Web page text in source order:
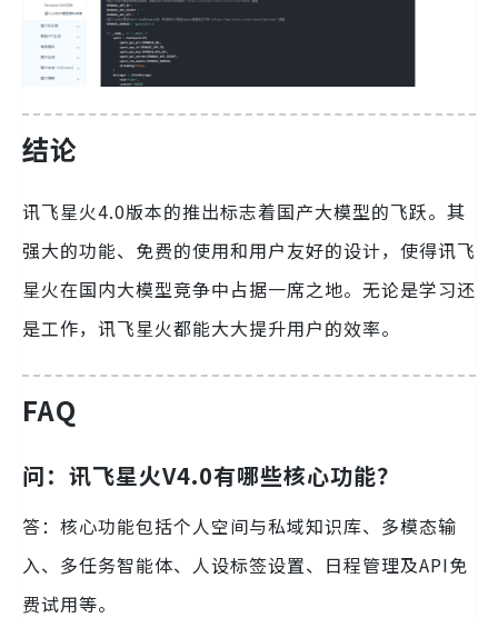
结论
讯飞星火4.0版本的推出标志着国产大模型的飞跃。其
强大的功能、免费的使用和用户友好的设计，使得讯飞
星火在国内大模型竞争中占据一席之地。无论是学习还
是工作，讯飞星火都能大大提升用户的效率。
FAQ
问：讯飞星火V4.0有哪些核心功能？
答：核心功能包括个人空间与私域知识库、多模态输
入、多任务智能体、人设标签设置、日程管理及API免
费试用等。